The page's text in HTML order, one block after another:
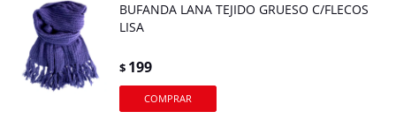
BUFANDA LANA TEJIDO GRUESO C/FLECOS
LISA
$ 199